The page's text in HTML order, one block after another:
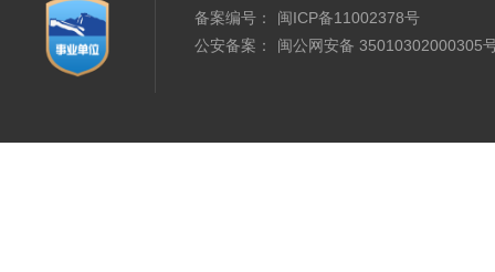
备案编号：
闽ICP备11002378号
公安备案：
闽公网安备 35010302000305